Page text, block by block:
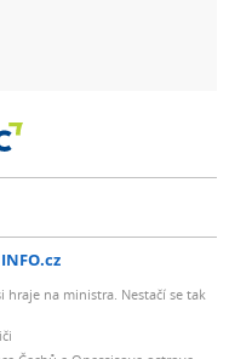
INFO.cz
hraje na ministra. Nestačí se tak